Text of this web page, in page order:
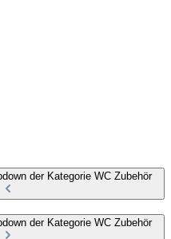
der Kategorie WC Zubehör
der Kategorie WC Zubehör